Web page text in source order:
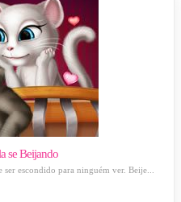
se Beijando
escondido para ninguém ver. Beije...